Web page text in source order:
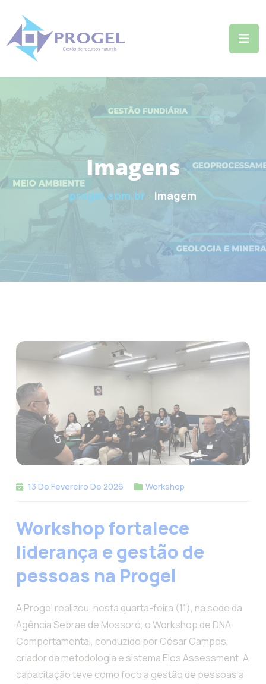
content
Imagens
progel.com.br > Imagem
13 De Fevereiro De 2026 Workshop
Workshop fortalece
liderança e gestão de
pessoas na Progel
A Progel realizou, nesta quarta-feira (11), na sede da
Agência Sebrae de Mossoró, o Workshop de DNA
Comportamental, conduzido por César Campos,
criador da metodologia e sistema Elos Assessment. A
capacitação teve como foco a gestão de pessoas a